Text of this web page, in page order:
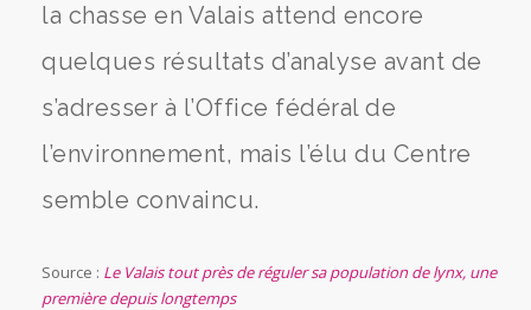
la chasse en Valais attend encore
quelques résultats d’analyse avant de
s’adresser à l’Office fédéral de
l’environnement, mais l’élu du Centre
semble convaincu.
Source : Le Valais tout près de réguler sa population de lynx, une
première depuis longtemps